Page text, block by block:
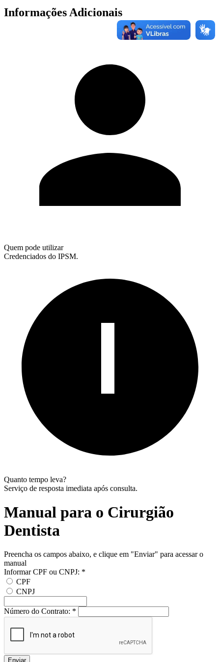
Informações Adicionais
Quem pode utilizar
Credenciados do IPSM.
Quanto tempo leva?
Serviço de resposta imediata após consulta.
Manual para o Cirurgião
Dentista
Preencha os campos abaixo, e clique em "Enviar" para acessar o
manual
Informar CPF ou CNPJ: *
CPF
CNPJ
Número do Contrato: *